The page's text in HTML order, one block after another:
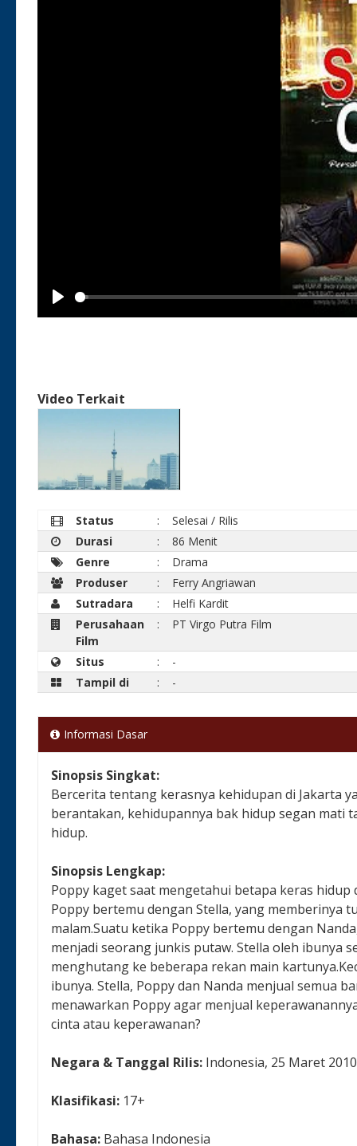
Play
Video Terkait
Status :
Selesai / Rilis
Durasi
:
86 Menit
Genre
:
Drama
Produser
:
Ferry Angriawan
Sutradara
:
Helfi Kardit
Perusahaan
Film
: PT Virgo Putra Film
Situs :
-
Tampil di
: -
Informasi Dasar
Sinopsis Singkat:
Bercerita tentang kerasnya kehidupan di Jakarta
berantakan, kehidupannya bak hidup segan mati
hidup.
Sinopsis Lengkap:
Poppy kaget saat mengetahui betapa keras
Poppy bertemu dengan Stella, yang memberinya
malam.Suatu ketika Poppy bertemu dengan
menjadi seorang junkis putaw. Stella oleh ibunya
menghutang ke beberapa rekan main
ibunya. Stella, Poppy dan Nanda menjual semua
menawarkan Poppy agar menjual
cinta atau keperawanan?
Negara & Tanggal Rilis: Indonesia, 25 Maret 2010
Klasifikasi: 17+
Bahasa: Bahasa Indonesia